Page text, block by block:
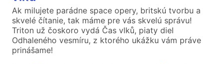
Ak milujete parádne space opery, britskú tvorbu a
skvelé čítanie, tak máme pre vás skvelú správu!
Triton už čoskoro vydá Čas vlků, piaty diel
Odhaleného vesmíru, z ktorého ukážku vám práve
prinášame!